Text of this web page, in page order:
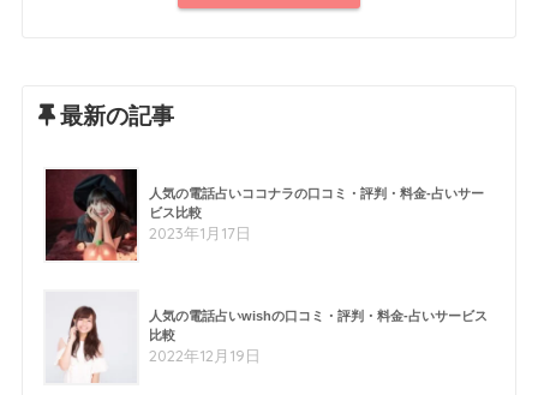
最新の記事
人気の電話占いココナラの口コミ・評判・料金-占いサー
ビス比較
2023年1月17日
人気の電話占いwishの口コミ・評判・料金-占いサービス
比較
2022年12月19日